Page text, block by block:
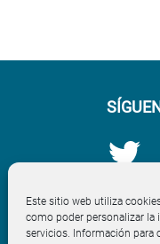
Este sitio web utiliza
como poder personalizar la
servicios. Información para